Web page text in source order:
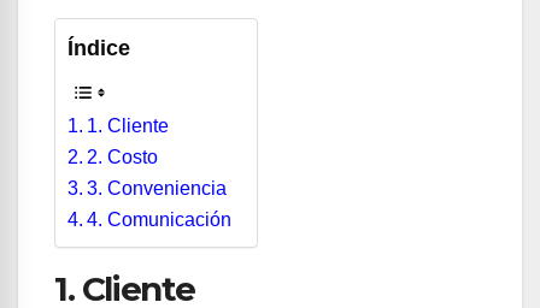
Índice
1. Cliente
2. Costo
3. Conveniencia
4. Comunicación
1. Cliente